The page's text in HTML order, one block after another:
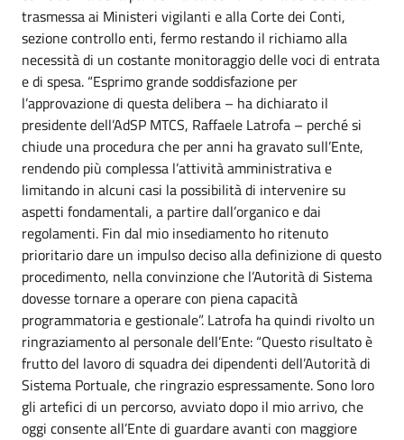
trasmessa ai Ministeri vigilanti e alla Corte dei Conti,
sezione controllo enti, fermo restando il richiamo alla
necessità di un costante monitoraggio delle voci di entrata
e di spesa. “Esprimo grande soddisfazione per
l’approvazione di questa delibera – ha dichiarato il
presidente dell’AdSP MTCS, Raffaele Latrofa – perché si
chiude una procedura che per anni ha gravato sull’Ente,
rendendo più complessa l’attività amministrativa e
limitando in alcuni casi la possibilità di intervenire su
aspetti fondamentali, a partire dall’organico e dai
regolamenti. Fin dal mio insediamento ho ritenuto
prioritario dare un impulso deciso alla definizione di questo
procedimento, nella convinzione che l’Autorità di Sistema
dovesse tornare a operare con piena capacità
programmatoria e gestionale”. Latrofa ha quindi rivolto un
ringraziamento al personale dell’Ente: “Questo risultato è
frutto del lavoro di squadra dei dipendenti dell’Autorità di
Sistema Portuale, che ringrazio espressamente. Sono loro
gli artefici di un percorso, avviato dopo il mio arrivo, che
oggi consente all’Ente di guardare avanti con maggiore